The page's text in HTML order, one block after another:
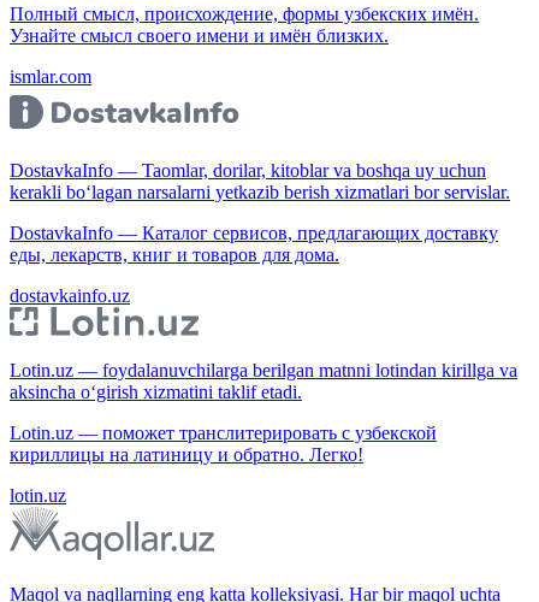
Полный смысл, происхождение, формы узбекских имён.
Узнайте смысл своего имени и имён близких.
ismlar.com
DostavkaInfo — Taomlar, dorilar, kitoblar va boshqa uy uchun
kerakli bo‘lagan narsalarni yetkazib berish xizmatlari bor servislar.
DostavkaInfo — Каталог сервисов, предлагающих доставку
еды, лекарств, книг и товаров для дома.
dostavkainfo.uz
Lotin.uz — foydalanuvchilarga berilgan matnni lotindan kirillga va
aksincha o‘girish xizmatini taklif etadi.
Lotin.uz — поможет транслитерировать с узбекской
кириллицы на латиницу и обратно. Легко!
lotin.uz
Maqol va naqllarning eng katta kolleksiyasi. Har bir maqol uchta